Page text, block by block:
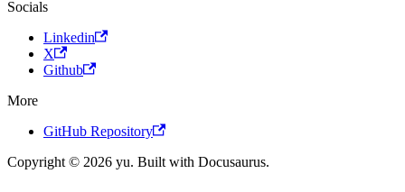
Socials
Linkedin
X
Github
More
GitHub Repository
Copyright © 2026 yu. Built with Docusaurus.